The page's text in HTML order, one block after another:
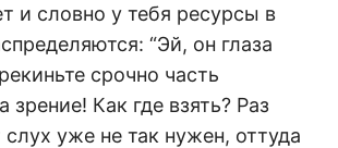
и словно у тебя ресурсы в
“Эй, он глаза
срочно часть
Как где взять? Раз
слух уже не так нужен, оттуда